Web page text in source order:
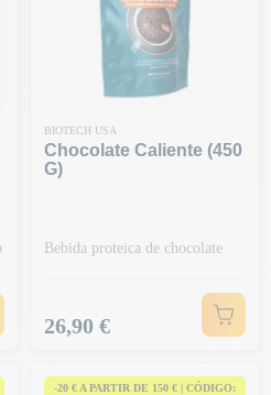
BIOTECH USA
Chocolate Caliente (450
G)
Bebida proteica de chocolate
Precio
26,90 €
-20 € A PARTIR DE 150 € | CÓDIGO: